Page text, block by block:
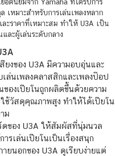
อดนิยมจาก Yamaha ที่ได้รับการ
เหมาะสำหรับการเล่นเพลงหลาก
ราคาที่เหมาะสม ทำให้ U3A เป็น
ละผู้เล่นระดับกลาง
ยงของ U3A มีความอบอุ่นและ
ล่นเพลงคลาสสิกและเพลงป๊อป
องเปียโนถูกผลิตขึ้นด้วยความ
ช้วัสดุคุณภาพสูง ทำให้ได้เปียโน
ม
ของ U3A ให้สัมผัสที่นุ่มนวล
รเล่นเปียโนเป็นเรื่องสนุก
นอกของ U3A ดูเรียบง่ายแต่